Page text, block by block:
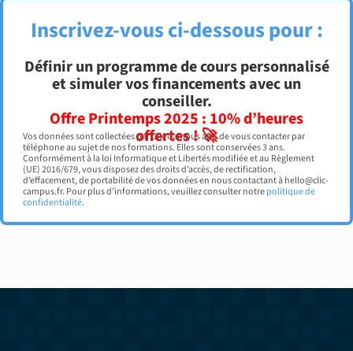
Inscrivez-vous ci-dessous pour :
Définir un programme de cours personnalisé
et simuler vos financements avec un
conseiller.
Offre Printemps 2025 : 10% d’heures
offertes ! 🚀
Vos données sont collectées par Clic Campus afin de vous contacter par
téléphone au sujet de nos formations. Elles sont conservées 3 ans.
Conformément à la loi Informatique et Libertés modifiée et au Règlement
(UE) 2016/679, vous disposez des droits d’accès, de rectification,
d’effacement, de portabilité de vos données en nous contactant à hello@clic-
campus.fr. Pour plus d’informations, veuillez consulter notrepolitique de
confidentialité.